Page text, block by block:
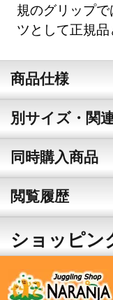
規のグリップ
ツとして正規品
商品仕様
別サイズ・関
同時購入商品
閲覧履歴
ショッピン